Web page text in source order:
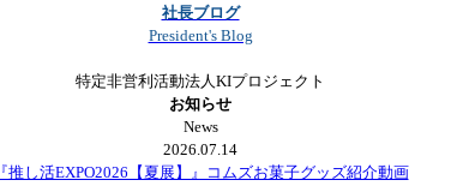
社長ブログ
President's Blog
特定非営利活動法人KIプロジェクト
お知らせ
News
2026.07.14
『推し活EXPO2026【夏展】』コムズお菓子グッズ紹介動画